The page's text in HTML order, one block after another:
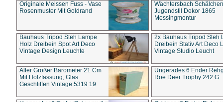
Originale Meissen Fuss - Vase
Rosenmuster Mit Goldrand
Wächtersbach Schälchen
Jugendstil Dekor 1865
Messingmontur
Bauhaus Tripod Steh Lampe
Holz Dreibein Spot Art Deco
Vintage Design Leuchte
2x Bauhaus Tripod Steh
Dreibein Stativ Art Deco
Vintage Studio Leucht
Alter Großer Barometer 21 Cm
Mit Holzfassung, Glas
Geschliffen Vintage 5319 19
Ungerades 6 Ender
Roe Deer Trophy 242 G